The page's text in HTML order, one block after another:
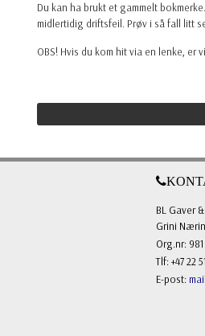
Du kan ha brukt et gammelt
midlertidig driftsfeil. Prøv i så fall litt
OBS! Hvis du kom hit via en lenke,
BL Gaver
Grini
Org.nr: 981
Tlf: +47 22
E-post: